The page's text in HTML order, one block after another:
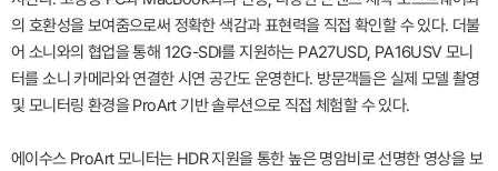
의 호환성을 보여줌으로써 정확한 색감과 표현력을 직접 확인할 수 있다. 더불
어 소니와의 협업을 통해 12G-SDI를 지원하는 PA27USD, PA16USV 모니
터를 소니 카메라와 연결한 시연 공간도 운영한다. 방문객들은 실제 모델 촬영
및 모니터링 환경을 ProArt 기반 솔루션으로 직접 체험할 수 있다.
에이수스 ProArt 모니터는 HDR 지원을 통한 높은 명암비로 선명한 영상을 보